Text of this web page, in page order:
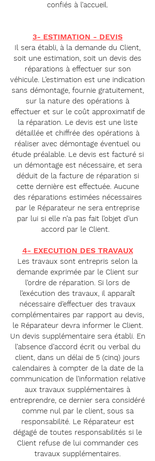
confiés à l’accueil.
3- ESTIMATION - DEVIS
Il sera établi, à la demande du Client,
soit une estimation, soit un devis des
réparations à effectuer sur son
véhicule. L’estimation est une indication
sans démontage, fournie gratuitement,
sur la nature des opérations à
effectuer et sur le coût approximatif de
la réparation. Le devis est une liste
détaillée et chiffrée des opérations à
réaliser avec démontage éventuel ou
étude préalable. Le devis est facturé si
un démontage est nécessaire, et sera
déduit de la facture de réparation si
cette dernière est effectuée. Aucune
des réparations estimées nécessaires
par le Réparateur ne sera entreprise
par lui si elle n’a pas fait l’objet d’un
accord par le Client.
4- EXECUTION DES TRAVAUX
Les travaux sont entrepris selon la
demande exprimée par le Client sur
l’ordre de réparation. Si lors de
l’exécution des travaux, il apparaît
nécessaire d’effectuer des travaux
complémentaires par rapport au devis,
le Réparateur devra informer le Client.
Un devis supplémentaire sera établi. En
l’absence d’accord écrit ou verbal du
client, dans un délai de 5 (cinq) jours
calendaires à compter de la date de la
communication de l’information relative
aux travaux supplémentaires à
entreprendre, ce dernier sera considéré
comme nul par le client, sous sa
responsabilité. Le Réparateur est
dégagé de toutes responsabilités si le
Client refuse de lui commander ces
travaux supplémentaires.